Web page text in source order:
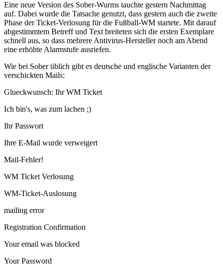
Eine neue Version des Sober-Wurms tauchte gestern Nachmittag
auf. Dabei wurde die Tatsache genutzt, dass gestern auch die zweite
Phase der Ticket-Verlosung für die Fußball-WM startete. Mit darauf
abgestimmtem Betreff und Text breiteten sich die ersten Exemplare
schnell aus, so dass mehrere Antivirus-Hersteller noch am Abend
eine erhöhte Alarmstufe ausriefen.
Wie bei Sober üblich gibt es deutsche und englische Varianten der
verschickten Mails:
Glueckwunsch: Ihr WM Ticket
Ich bin's, was zum lachen ;)
Ihr Passwort
Ihre E-Mail wurde verweigert
Mail-Fehler!
WM Ticket Verlosung
WM-Ticket-Auslosung
mailing error
Registration Confirmation
Your email was blocked
Your Password